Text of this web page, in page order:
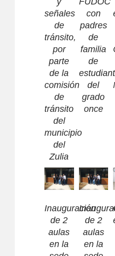
señales
de
tránsito,
por
parte
de la
comisión
de
tránsito
del
municipio
del
Zulia
con
padres
de
familia
de
del
grado
once
Inauguración
de 2
aulas
en la
de 2
aulas
en la